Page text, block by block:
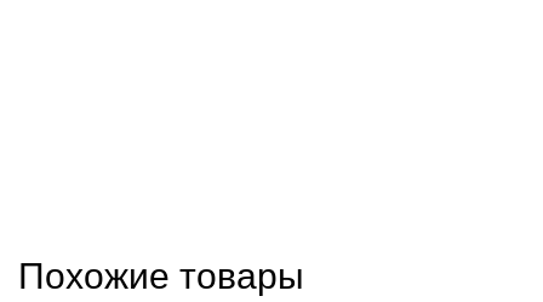
Похожие товары